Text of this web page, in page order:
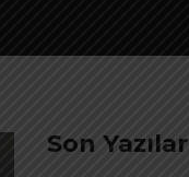
Son Yazılar